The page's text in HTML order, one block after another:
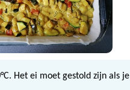
Het ei moet gestold zijn als je